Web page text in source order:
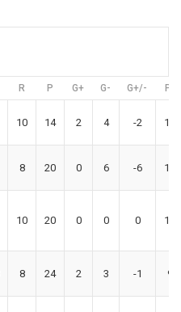
R P G+ G- G+/- Pkt
10 14 2 4 -2 118
8 20 0 6 -6 104
10 20 0 0 0 100
8 24 2 3 -1 92